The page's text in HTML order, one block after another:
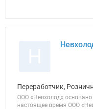
Переработчик,
ООО «Невхолод» основано
настоящее время ООО